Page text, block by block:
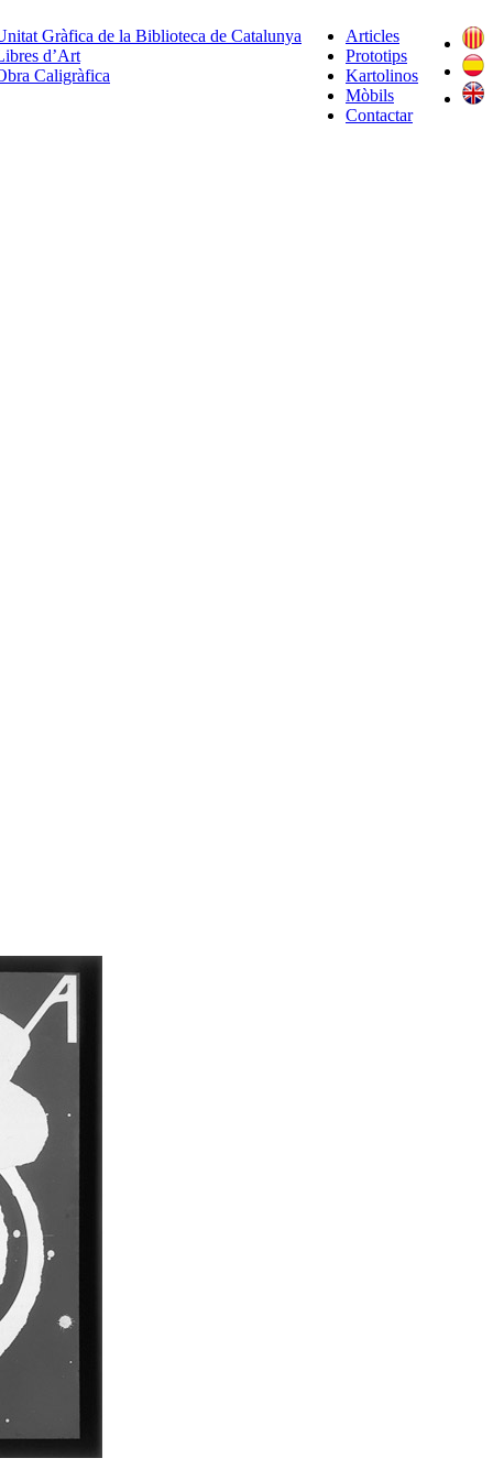
Articles
Prototips
Kartolinos
Mòbils
Contactar
Gràfica de la Biblioteca de Catalunya
d’Art
Caligràfica